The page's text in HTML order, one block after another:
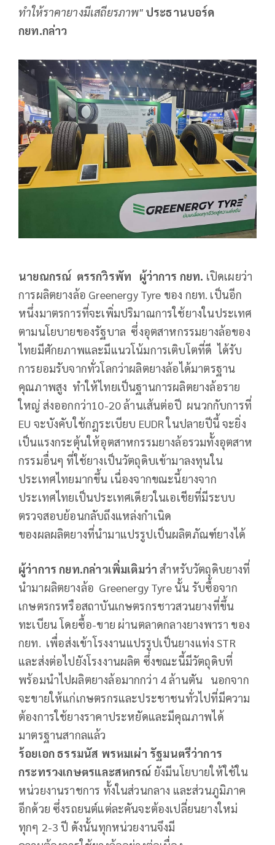
ทำให้ราคายางมีเสถียรภาพ" ประธานบอร์ด
กยท.กล่าว
นายณกรณ์ ตรรกวิรพัท ผู้ว่าการ กยท. เปิดเผยว่า
การผลิตยางล้อ Greenergy Tyre ของ กยท. เป็นอีก
หนึ่งมาตรการที่จะเพิ่มปริมาณการใช้ยางในประเทศ
ตามนโยบายของรัฐบาล ซึ่งอุตสาหกรรมยางล้อของ
ไทยมีศักยภาพและมีแนวโน้มการเติบโตที่ดี ได้รับ
การยอมรับจากทั่วโลกว่าผลิตยางล้อได้มาตรฐาน
คุณภาพสูง ทำให้ไทยเป็นฐานการผลิตยางล้อราย
ใหญ่ ส่งออกกว่า10-20 ล้านเส้นต่อปี ผนวกกับการที่
EU จะบังคับใช้กฎระเบียบ EUDR ในปลายปีนี้ จะยิ่ง
เป็นแรงกระตุ้นให้อุตสาหกรรมยางล้อรวมทั้งอุตสาห
กรรมอื่นๆ ที่ใช้ยางเป็นวัตถุดิบเข้ามาลงทุนใน
ประเทศไทยมากขึ้น เนื่องจากขณะนี้ยางจาก
ประเทศไทยเป็นประเทศเดียวในเอเชียที่มีระบบ
ตรวจสอบย้อนกลับถึงแหล่งกำเนิด
ของผลผลิตยางที่นำมาแปรรูปเป็นผลิตภัณฑ์ยางได้
ผู้ว่าการ กยท.กล่าวเพิ่มเติมว่า สำหรับวัตถุดิบยางที่
นำมาผลิตยางล้อ Greenergy Tyre นั้น รับซื้อจาก
เกษตรกรหรือสถาบันเกษตรกรชาวสวนยางที่ขึ้น
ทะเบียน โดยซื้อ-ขาย ผ่านตลาดกลางยางพารา ของ
กยท. เพื่อส่งเข้าโรงงานแปรรูปเป็นยางแท่ง STR
และส่งต่อไปยังโรงงานผลิต ซึ่งขณะนี้มีวัตถุดิบที่
พร้อมนำไปผลิตยางล้อมากกว่า 4 ล้านตัน นอกจาก
จะขายให้แก่เกษตรกรและประชาชนทั่วไปที่มีความ
ต้องการใช้ยางราคาประหยัดและมีคุณภาพได้
มาตรฐานสากลแล้ว
ร้อยเอกธรรมนัส พรหมเผ่า รัฐมนตรีว่าการ
กระทรวงเกษตรและสหกรณ์ ยังมีนโยบายให้ใช้ใน
หน่วยงานราชการ ทั้งในส่วนกลาง และส่วนภูมิภาค
อีกด้วย ซึ่งรถยนต์แต่ละคันจะต้องเปลี่ยนยางใหม่
ทุกๆ 2-3 ปี ดังนั้นทุกหน่วยงานจึงมี